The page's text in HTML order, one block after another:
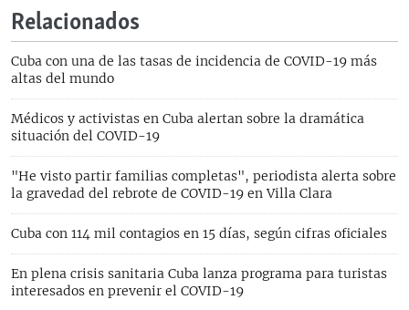
Relacionados
Cuba con una de las tasas de incidencia de COVID-19 más
altas del mundo
Médicos y activistas en Cuba alertan sobre la dramática
situación del COVID-19
"He visto partir familias completas", periodista alerta sobre
la gravedad del rebrote de COVID-19 en Villa Clara
Cuba con 114 mil contagios en 15 días, según cifras oficiales
En plena crisis sanitaria Cuba lanza programa para turistas
interesados en prevenir el COVID-19